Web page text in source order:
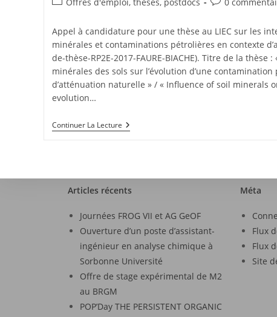
Appel à candidature pour une thèse au LIEC sur les
minérales et contaminations pétrolières en contexte
de-thèse-RP2E-2017-FAURE-BIACHE). Titre de la thèse
minérales des sols sur l’évolution d’une
d’atténuation naturelle » / « Influence of soil minerals
evolution…
Continuer La Lecture
Articles récents
Journées FROG VII et AG GeOF
Ouverture d’un poste d’assistant-
ingénieur en analyse chimique à
Sorbonne Université
Offre de stage expérimental de M2
au BRGM
POP’Day THE PERSISTENT ORGANIC
Méta
Flux
Flux
Site